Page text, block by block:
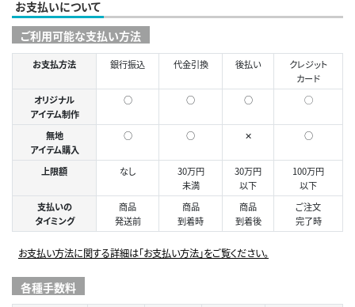
お支払いについて
ご利用可能な支払い方法
お支払方法 銀行振込 代金引換 後払い
クレジット
カード
オリジナル
アイテム制作
○ ○ ○ ◯
無地
アイテム購入
○ ○ ✕ ○
上限額 なし
30万円
未満
30万円
以下
100万円
以下
支払いの
タイミング
商品
発送前
商品
到着時
商品
到着後
ご注文
完了時
お支払い方法に関する詳細は「お支払い方法」をご覧ください。
各種手数料